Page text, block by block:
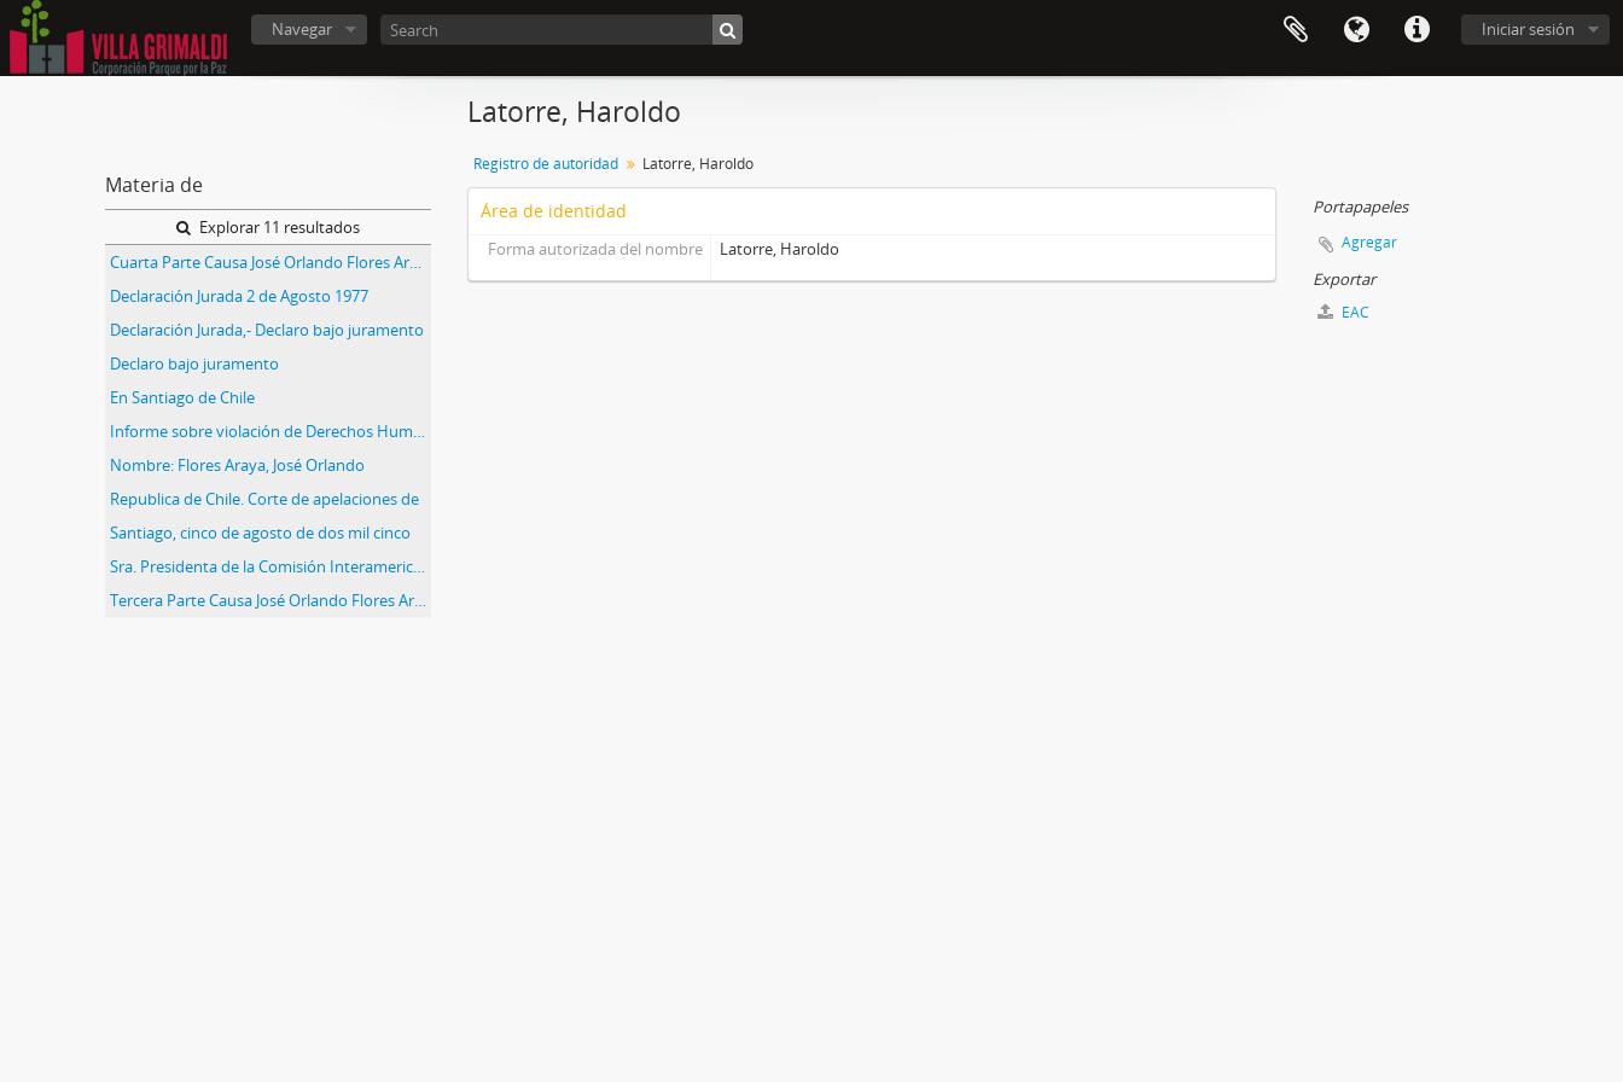
Iniciar sesión
Navegar
Materia de
Explorar 11 resultados
Cuarta Parte Causa José Orlando Flores Araya N° Rol 20588
Declaración Jurada 2 de Agosto 1977
Declaración Jurada,- Declaro bajo juramento
Declaro bajo juramento
En Santiago de Chile
Informe sobre violación de Derechos Humanos
Nombre: Flores Araya, José Orlando
Republica de Chile. Corte de apelaciones de
Santiago, cinco de agosto de dos mil cinco
Sra. Presidenta de la Comisión Interamericana de Mujeres
Tercera Parte Causa José Orlando Flores Araya N° Rol 20588
Latorre, Haroldo
Registro de autoridad Latorre, Haroldo
Área de identidad
Forma autorizada del nombre Latorre, Haroldo
Portapapeles
Agregar
Exportar
EAC